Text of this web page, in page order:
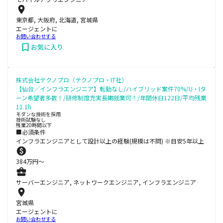
東京都, 大阪府, 北海道, 宮城県
エージェントに
お問い合わせする
お気に入り
株式会社テクノプロ（テクノプロ・IT社）
【仙台／インフラエンジニア】転勤なし/ハイブリッド案件70%/U・Iタ
ーン希望者多数！/研修制度充実長期就業可！/年間休日122日/平均残業
11.1h
モダンな技術を採用
技術試験なし
残業20時間以下
■必須条件
インフラエンジニアとして設計以上の経験(規模は不問) ※目安5年以上
384万円〜
サーバーエンジニア, ネットワークエンジニア, インフラエンジニア
宮城県
エージェントに
お問い合わせする